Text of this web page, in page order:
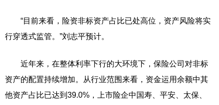
“目前来看，险资非标资产占比已处高位，资产风险将实
行穿透式监管。”刘志平预计。
近年来，在整体利率下行的大环境下，保险公司对非标
资产的配置持续增加。从行业范围来看，资金运用余额中其
他资产占比已达到39.0%，上市险企中国寿、平安、太保、